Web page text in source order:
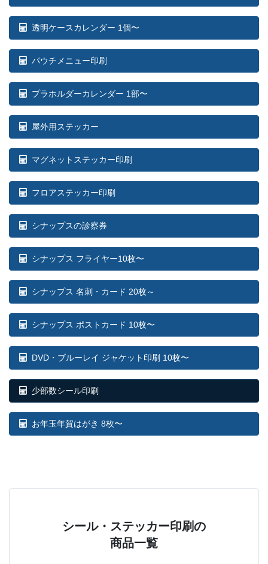
透明ケースカレンダー 1個〜
パウチメニュー印刷
プラホルダーカレンダー 1部〜
屋外用ステッカー
マグネットステッカー印刷
フロアステッカー印刷
シナップスの診察券
シナップス フライヤー10枚〜
シナップス 名刺・カード 20枚～
シナップス ポストカード 10枚〜
DVD・ブルーレイ ジャケット印刷 10枚〜
少部数シール印刷
お年玉年賀はがき 8枚〜
シール・ステッカー印刷の
商品一覧